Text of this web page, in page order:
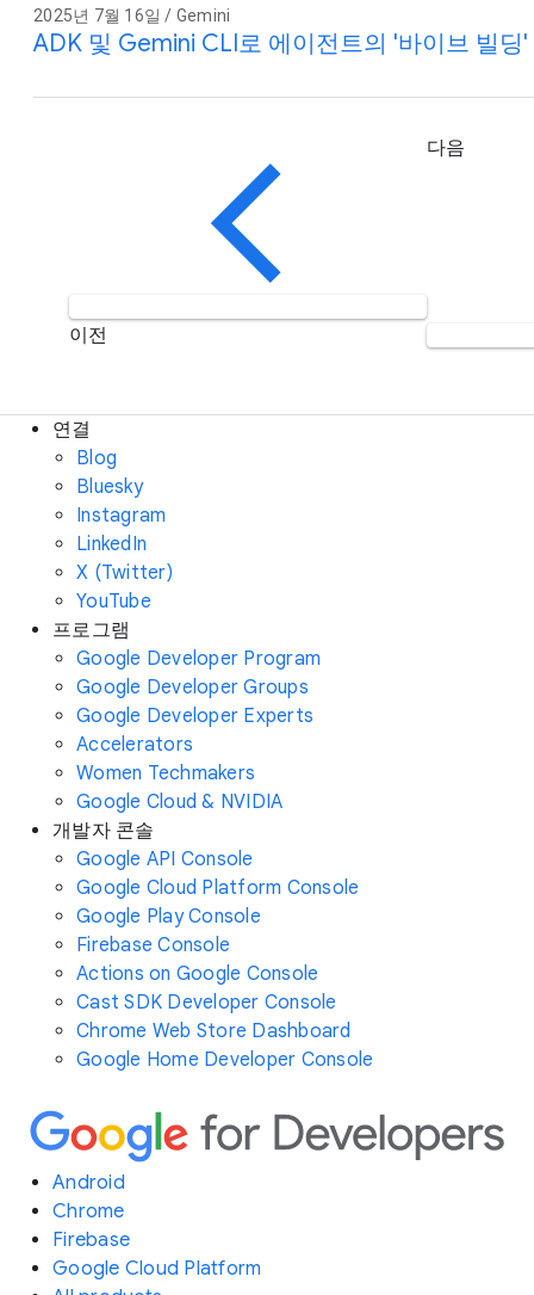
2025년 7월 16일 / Gemini
ADK 및 Gemini CLI로 에이전트의 '바이브 빌딩
이전
다음
연결
Blog
Bluesky
Instagram
LinkedIn
X (Twitter)
YouTube
프로그램
Google Developer Program
Google Developer Groups
Google Developer Experts
Accelerators
Women Techmakers
Google Cloud & NVIDIA
개발자 콘솔
Google API Console
Google Cloud Platform Console
Google Play Console
Firebase Console
Actions on Google Console
Cast SDK Developer Console
Chrome Web Store Dashboard
Google Home Developer Console
Android
Chrome
Firebase
Google Cloud Platform